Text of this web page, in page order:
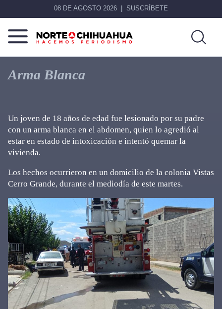
08 DE AGOSTO 2026 SUSCRÍBETE
Norte
De
Chihuahua
Más
que
noticias,
Arma Blanca
Un joven de 18 años de edad fue lesionado por su padre
con un arma blanca en el abdomen, quien lo agredió al
estar en estado de intoxicación e intentó quemar la
vivienda.
Los hechos ocurrieron en un domicilio de la colonia Vistas
Cerro Grande, durante el mediodía de este martes.